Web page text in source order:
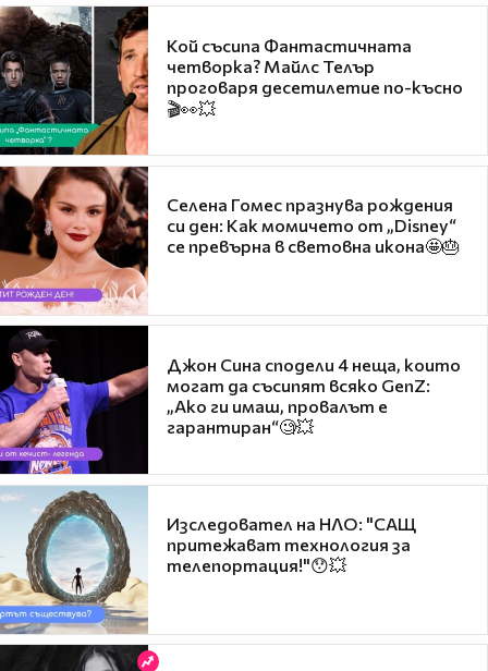
Кой съсипа Фантастичната
четворка? Майлс Телър
проговаря десетилетие по-късно
🎬👀💥
Селена Гомес празнува рождения
си ден: Как момичето от „Disney“
се превърна в световна икона🤩🎂
Джон Сина сподели 4 неща, които
могат да съсипят всяко GenZ:
„Ако ги имаш, провалът е
гарантиран“🧐💥
Изследовател на НЛО: "САЩ
притежават технология за
телепортация!"😯💥